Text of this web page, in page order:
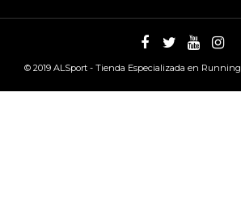
© 2019 ALSport - Tienda Especializada en Running